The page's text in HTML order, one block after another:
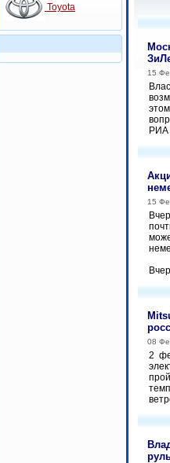
Toyota
15
РИА
15
08
2